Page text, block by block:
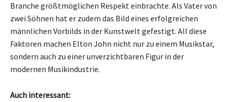
Branche größtmöglichen Respekt einbrachte. Als Vater von
zwei Söhnen hat er zudem das Bild eines erfolgreichen
männlichen Vorbilds in der Kunstwelt gefestigt. All diese
Faktoren machen Elton John nicht nur zu einem Musikstar,
sondern auch zu einer unverzichtbaren Figur in der
modernen Musikindustrie.
Auch interessant: